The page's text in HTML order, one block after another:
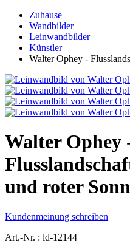
Zuhause
Wandbilder
Leinwandbilder
Künstler
Walter Ophey -
Walter Ophey
und roter
Kundenmeinung schreiben
Art.-Nr. : ld-12144